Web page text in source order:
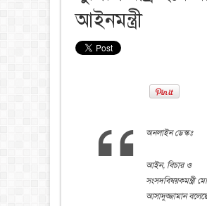
আইনমন্ত্রী
অনলাইন ডেস্কঃ
আইন, বিচার ও
সংসদবিষয়কমন্ত্রী
আসাদুজ্জামান